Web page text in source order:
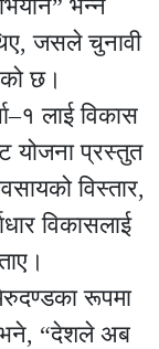
भन्ने
जसले चुनावी
छ।
लाई विकास
योजना प्रस्तुत
विस्तार,
विकासलाई
रूपमा
भने, “देशले अब